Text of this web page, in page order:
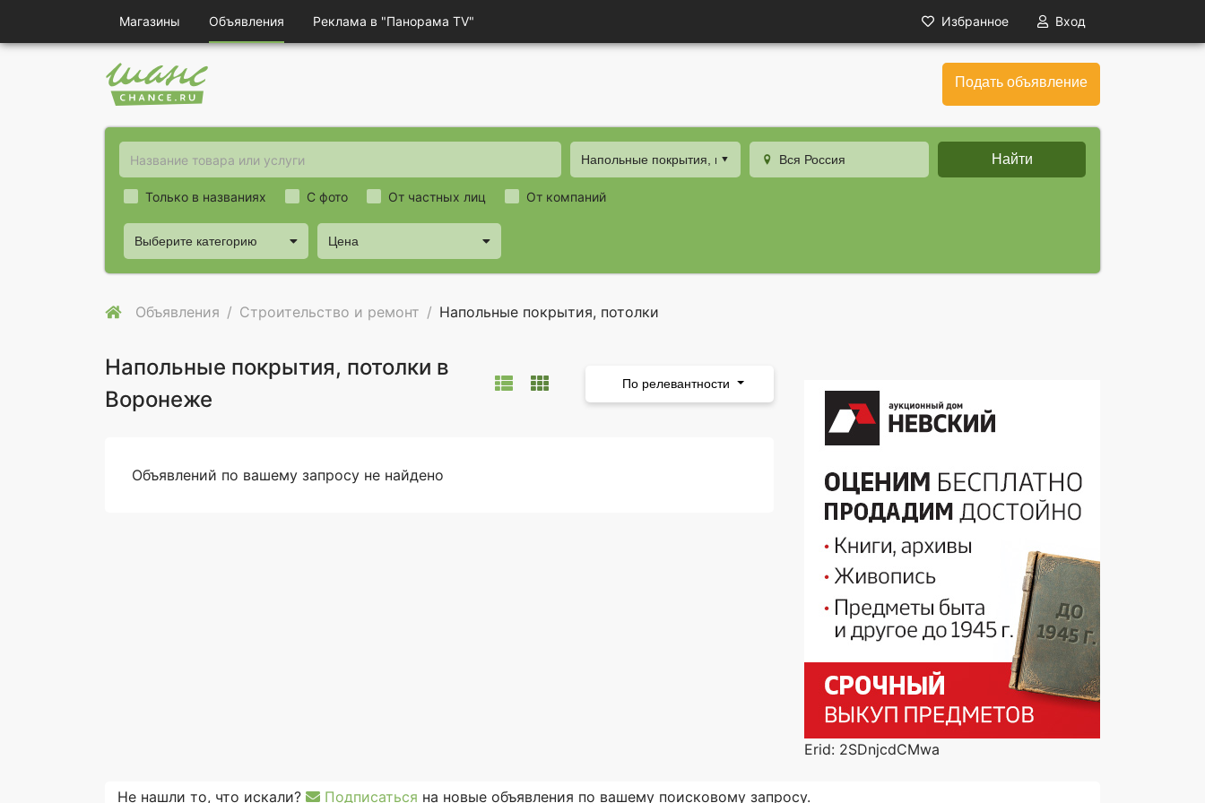
Магазины Объявления Реклама в "Панорама TV" Избранное Вход
Подать объявление
Напольные покрытия, потолки Вся Россия Найти
Только в названиях
Выберите категорию Цена
С фото От частных лиц От компаний
Объявления Строительство и ремонт Напольные покрытия, потолки
Напольные покрытия, потолки в
Воронеже
По релевантности
Объявлений по вашему запросу не найдено
Erid: 2SDnjcdCMwa
Не нашли то, что искали? Подписаться на новые объявления по вашему поисковому запросу.